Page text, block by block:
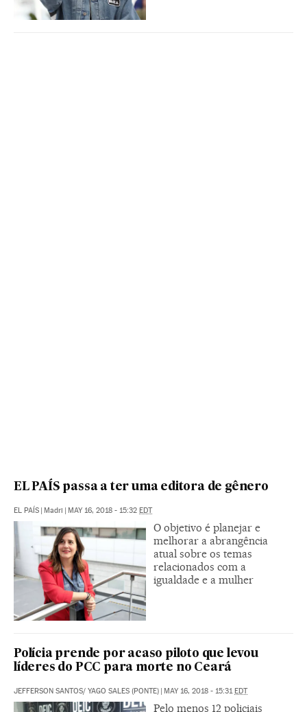
EL PAÍS passa a ter uma editora de gênero
EL PAÍS | Madri | MAY 16, 2018 - 15:32 EDT
O objetivo é planejar e
melhorar a abrangência
atual sobre os temas
relacionados com a
igualdade e a mulher
Polícia prende por acaso piloto que levou
líderes do PCC para morte no Ceará
JEFFERSON SANTOS/ YAGO SALES (PONTE) | MAY 16, 2018 - 15:31EDT
Pelo menos 12 policiais